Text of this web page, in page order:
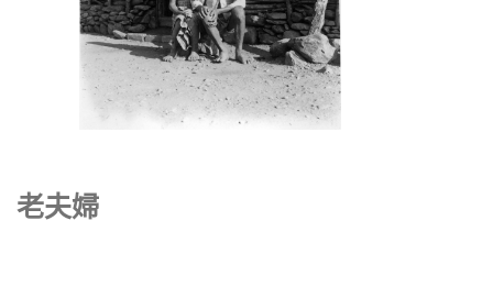
老夫婦